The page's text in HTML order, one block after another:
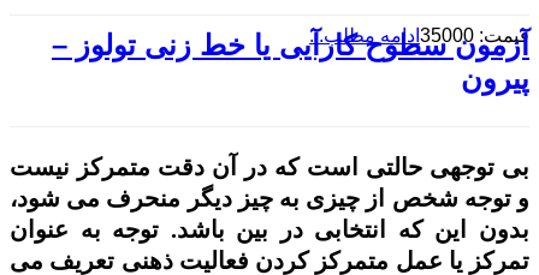
قیمت: 35000 ادامه مطلب...
آزمون سطوح کارآیی یا خط زنی تولوز –
پیرون
بی توجهی حالتی است که در آن دقت متمرکز نیست
و توجه شخص از چیزی به چیز دیگر منحرف می شود،
بدون این که انتخابی در بین باشد. توجه به عنوان
تمرکز یا عمل متمرکز کردن فعالیت ذهنی تعریف می